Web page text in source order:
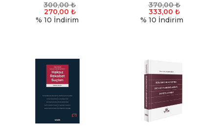
300,00₺
270,00 ₺
% 10 İndirim
370,00₺
333,00 ₺
% 10 İndirim